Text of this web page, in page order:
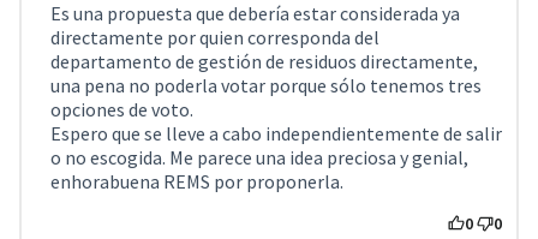
Es una propuesta que debería estar considerada ya
directamente por quien corresponda del
departamento de gestión de residuos directamente,
una pena no poderla votar porque sólo tenemos tres
opciones de voto.
Espero que se lleve a cabo independientemente de salir
o no escogida. Me parece una idea preciosa y genial,
enhorabuena REMS por proponerla.
0 0